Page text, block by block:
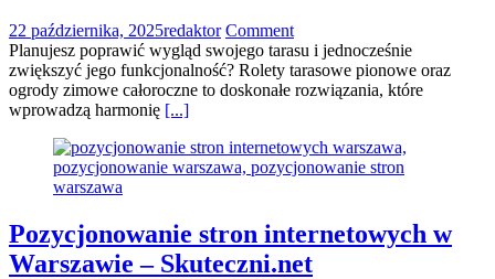
22 października, 2025redaktor Comment
Planujesz poprawić wygląd swojego tarasu i jednocześnie
zwiększyć jego funkcjonalność? Rolety tarasowe pionowe oraz
ogrody zimowe całoroczne to doskonałe rozwiązania, które
wprowadzą harmonię [...]
Pozycjonowanie stron internetowych w
Warszawie – Skuteczni.net